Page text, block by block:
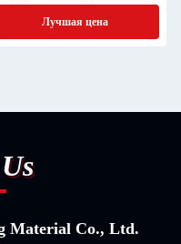
компонент
Лучшая цена
Material Co., Ltd.